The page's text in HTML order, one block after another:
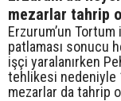
mezarlar tahrip
Erzurum’un
patlaması sonucu
işçi yaralanırken
tehlikesi nedeniyle
mezarlar da tahrip